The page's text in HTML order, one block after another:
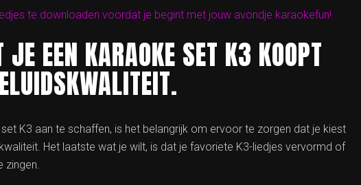
te downloaden voordat je begint met jouw avondje karaokefun!
JE EEN KARAOKE SET K3 KOOPT
K3 aan te schaffen, is het belangrijk om ervoor te zorgen dat je kiest
Het laatste wat je wilt, is dat je favoriete K3-liedjes vervormd of
zingen.